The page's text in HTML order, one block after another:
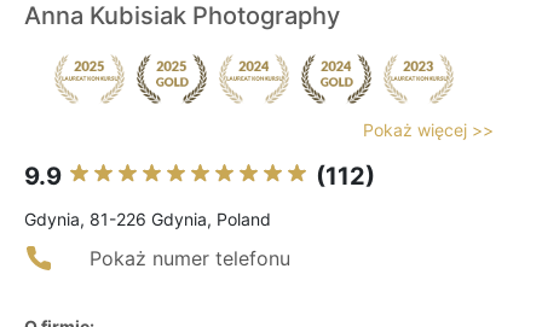
Anna Kubisiak Photography
Pokaż więcej >>
9.9 (112)
Gdynia, 81-226 Gdynia, Poland
Pokaż numer telefonu